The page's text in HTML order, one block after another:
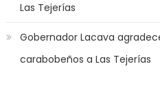
nana
nakamura
gets
Las Tejerías
Gobernador Lacava
carabobeños a Las Tejerías